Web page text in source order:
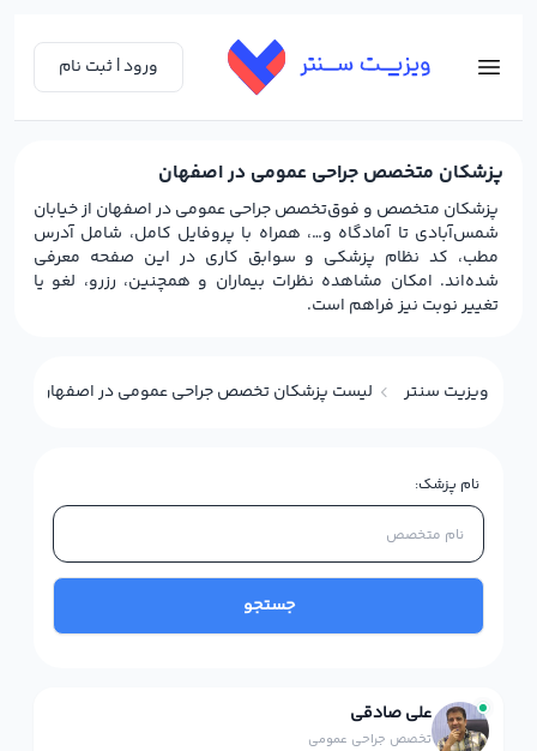
ورود | ثبت نام
پزشکان متخصص جراحی عمومی در اصفهان
پزشکان متخصص و فوق‌تخصص جراحی عمومی در اصفهان از خیابان
شمس‌آبادی تا آمادگاه و…، همراه با پروفایل کامل، شامل آدرس
مطب، کد نظام پزشکی و سوابق کاری در این صفحه معرفی
شده‌اند. امکان مشاهده نظرات بیماران و همچنین، رزرو، لغو یا
تغییر نوبت نیز فراهم است.
ویزیت سنتر لیست پزشکان اصفهان در تخصص جراحی عمومی
نام پزشک:
جستجو
علی صادقی
تخصص جراحی عمومی